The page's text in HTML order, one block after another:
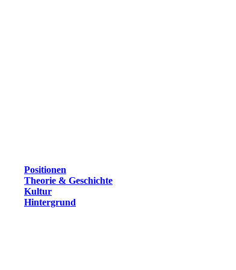
Positionen
Theorie & Geschichte
Kultur
Hintergrund